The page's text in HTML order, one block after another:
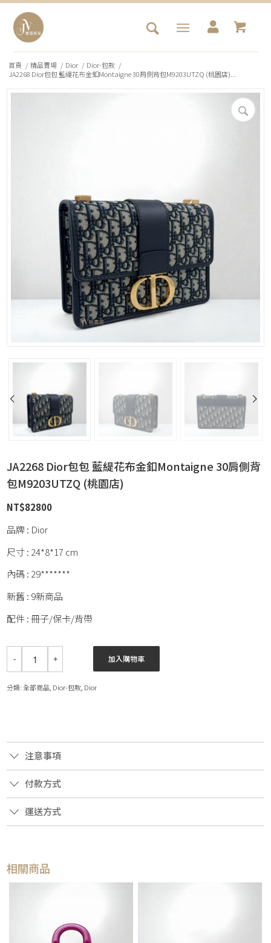
首頁 / 精品賣場 / Dior / Dior-包款 /
JA2268 Dior包包 藍緹花布金釦Montaigne 30肩側背包M9203UTZQ (桃園店)...
JA2268 Dior包包 藍緹花布金釦Montaigne 30肩側背
包M9203UTZQ (桃園店)
NT$82800
品牌 : Dior
尺寸 : 24*8*17 cm
內碼 : 29*******
新舊 : 9新商品
配件 : 冊子/保卡/背帶
加入購物車
分類:全部商品 Dior-包款 Dior
注意事項
付款方式
運送方式
相關商品